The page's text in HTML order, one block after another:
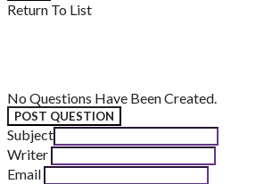
Return To List
No Questions Have Been Created.
POST QUESTION
Subject
Writer
Email